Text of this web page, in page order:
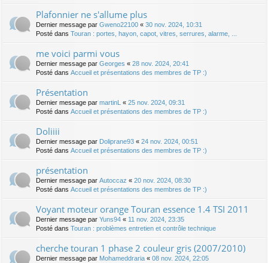
Plafonnier ne s'allume plus
Dernier message par Gweno22100 « 30 nov. 2024, 10:31
Posté dans Touran : portes, hayon, capot, vitres, serrures, alarme, ...
me voici parmi vous
Dernier message par Georges « 28 nov. 2024, 20:41
Posté dans Accueil et présentations des membres de TP :)
Présentation
Dernier message par martinL « 25 nov. 2024, 09:31
Posté dans Accueil et présentations des membres de TP :)
Doliiii
Dernier message par Doliprane93 « 24 nov. 2024, 00:51
Posté dans Accueil et présentations des membres de TP :)
présentation
Dernier message par Autoccaz « 20 nov. 2024, 08:30
Posté dans Accueil et présentations des membres de TP :)
Voyant moteur orange Touran essence 1.4 TSI 2011
Dernier message par Yuns94 « 11 nov. 2024, 23:35
Posté dans Touran : problèmes entretien et contrôle technique
cherche touran 1 phase 2 couleur gris (2007/2010)
Dernier message par Mohameddraria « 08 nov. 2024, 22:05